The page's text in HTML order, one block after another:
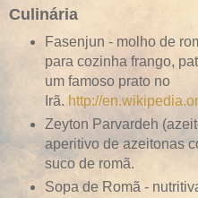
Culinária
Fasenjun - molho de
para cozinha frango,
um famoso prato no
Irã. http://
Zeyton Parvardeh
aperitivo de azeitonas
suco de romã.
Sopa de Romã -